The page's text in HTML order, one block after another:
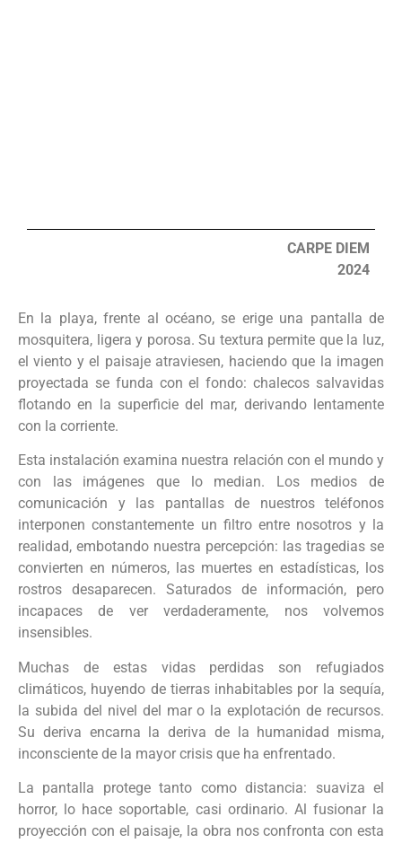
En la playa, frente al océano, se erige una pantalla de
mosquitera, ligera y porosa. Su textura permite que la luz,
el viento y el paisaje atraviesen, haciendo que la imagen
proyectada se funda con el fondo: chalecos salvavidas
flotando en la superficie del mar, derivando lentamente
con la corriente.
Esta instalación examina nuestra relación con el mundo y
con las imágenes que lo median. Los medios de
comunicación y las pantallas de nuestros teléfonos
interponen constantemente un filtro entre nosotros y la
realidad, embotando nuestra percepción: las tragedias se
convierten en números, las muertes en estadísticas, los
rostros desaparecen. Saturados de información, pero
incapaces de ver verdaderamente, nos volvemos
insensibles.
Muchas de estas vidas perdidas son refugiados
climáticos, huyendo de tierras inhabitables por la sequía,
la subida del nivel del mar o la explotación de recursos.
Su deriva encarna la deriva de la humanidad misma,
inconsciente de la mayor crisis que ha enfrentado.
La pantalla protege tanto como distancia: suaviza el
horror, lo hace soportable, casi ordinario. Al fusionar la
proyección con el paisaje, la obra nos confronta con esta
CARPE DIEM
2024